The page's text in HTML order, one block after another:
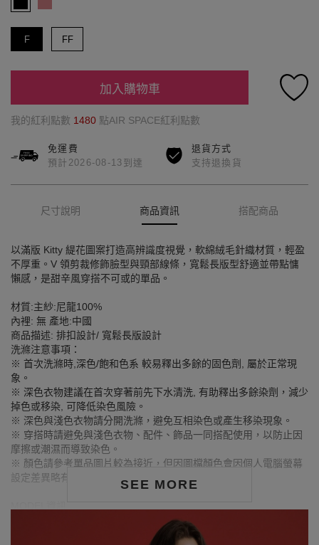
F FF
加入購物車
我的紅利點數 1480 點AIR SPACE紅利點數
免運費
預計2026-08-13到達
退貨方式
支持退換貨
尺寸說明 商品資訊 搭配商品
SEE MORE
以滿版 Kitty 緹花圖案打造高辨識度視覺，軟綿絨毛針織材質，輕盈
不厚重。V 領剪裁修飾臉型與頸部線條，寬鬆長版型舒適並帶點慵
懶感，是甜辛風穿搭不可或的單品。
材質:主紗:尼龍100%
內裡: 無 產地:中國
商品描述: 排扣設計/ 寬鬆長版設計
洗滌注意事項：
※ 首次洗滌時,深色/飽和色系 較易釋出多餘的固色劑, 屬於正常現
象。
※ 深色衣物建議在首次穿著前先下水清洗, 有助釋出多餘染劑，減少
掉色或移染, 可降低染色風險。
※ 深色與淺色衣物請分開洗滌，避免互相染色或產生移染現象。
※ 穿搭時請避免與淺色衣物、配件、飾品一同搭配使用，以防止因
摩擦或潮濕而導致染色。
※ 顏色請參考單品圖片較為接近，但因圖檔顏色會因個人電腦螢幕
設定差異略有不同，請以實際商品顏色為準。